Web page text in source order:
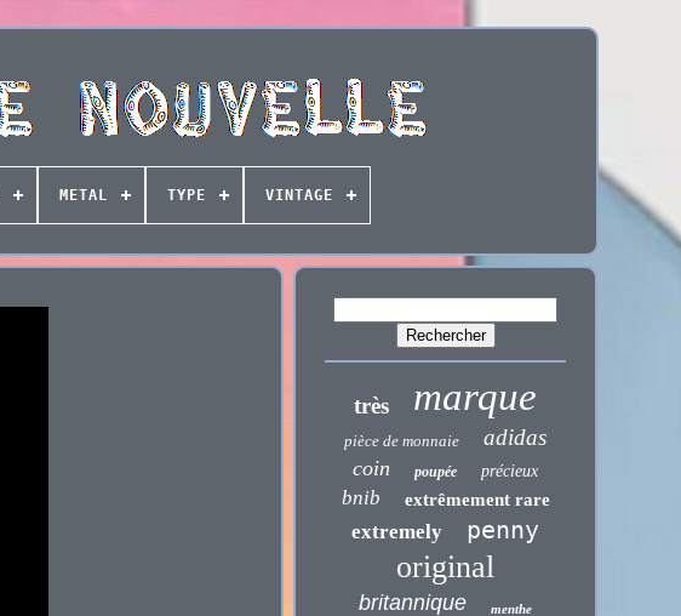
METAL TYPE VINTAGE
très marque
pièce de monnaie adidas
coin poupée précieux
bnib extrêmement rare
extremely penny
original
britannique menthe